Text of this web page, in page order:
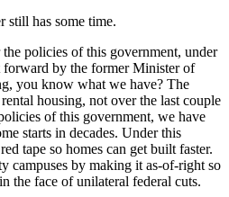
still has some time.
policies of this government, under
forward by the former Minister of
you know what we have? The
housing, not over the last couple
of this government, we have
starts in decades. Under this
tape so homes can get built faster.
campuses by making it as-of-right so
the face of unilateral federal cuts.